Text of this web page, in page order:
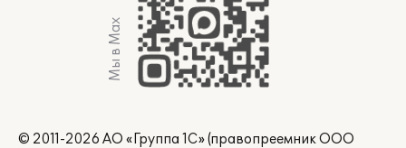
Мы в Max
© 2011-2026 АО «Группа 1С» (правопреемник ООО